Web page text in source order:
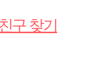
구 찾기